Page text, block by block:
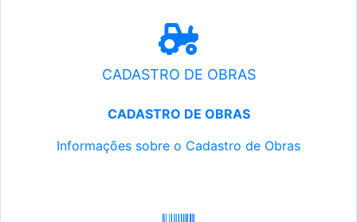
CADASTRO DE OBRAS
CADASTRO DE OBRAS
Informações sobre o Cadastro de Obras